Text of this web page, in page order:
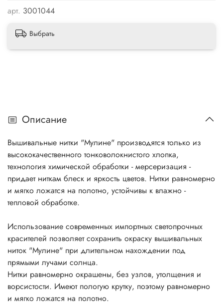
арт. 3001044
Выбрать
Описание
Вышивальные нитки "Мулине" производятся только из
высококачественного тонковолокнистого хлопка,
технология химической обработки - мерсеризация -
придает ниткам блеск и яркость цветов. Нитки равномерно
и мягко ложатся на полотно, устойчивы к влажно -
тепловой обработке.
Использование современных импортных светопрочных
красителей позволяет сохранить окраску вышивальных
ниток "Мулине" при длительном нахождении под
прямыми лучами солнца.
Нитки равномерно окрашены, без узлов, утолщения и
ворсистости. Имеют пологую крутку, поэтому равномерно
и мягко ложатся на полотно.